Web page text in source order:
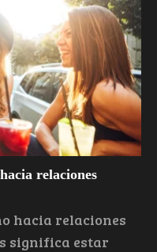
relaciones
hacia relaciones
significa estar